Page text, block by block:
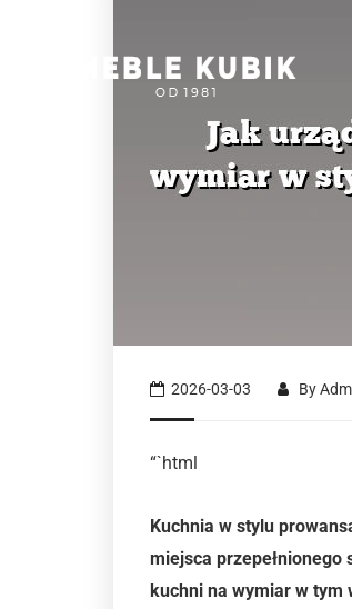
2026-03-03 By
“`html
Kuchnia w stylu
miejsca przepełnionego
kuchni na wymiar w tym